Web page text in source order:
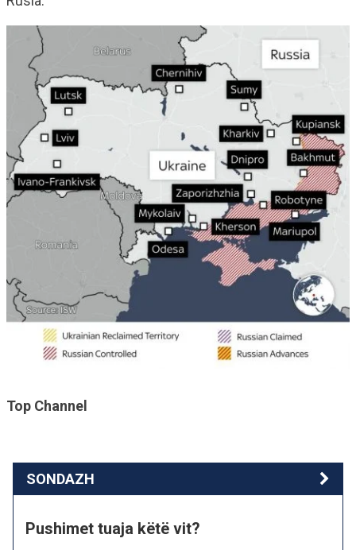
Top Channel
SONDAZH
Pushimet tuaja këtë vit?